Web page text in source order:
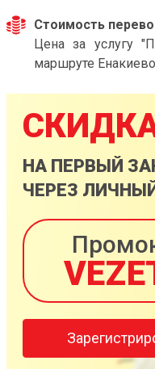
Стоимость
Цена за услугу
маршруте
НА ПЕРВЫЙ
ЧЕРЕЗ